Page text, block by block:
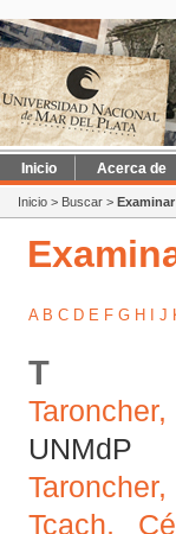
Inicio Acerca de
Inicio > Buscar >
A B C D E F G H J
T
UNMdP
Tcach,